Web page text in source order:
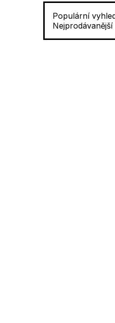
Populární
Nejprodávanější